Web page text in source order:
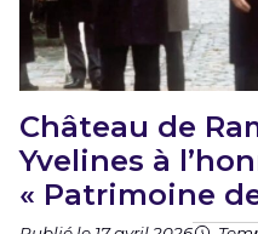
Château de
Yvelines à
« Patrimoine